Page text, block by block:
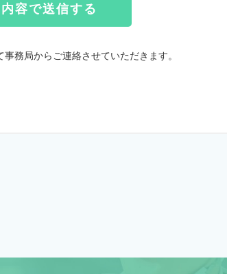
務局からご連絡させていただきます。